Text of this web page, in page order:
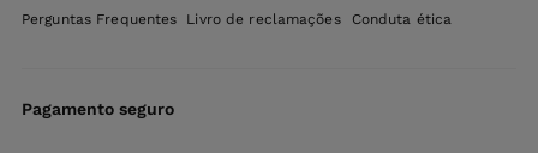
Perguntas Frequentes
Livro de reclamações
Conduta ética
Pagamento seguro